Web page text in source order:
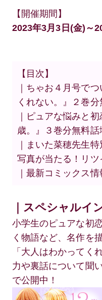
【開催期間】
2023年3月3日(金)～
【目次】
｜ちゃお４月号で
くれない。』２巻分
｜ピュアな悩みと
歳。』３巻分無料話
｜まいた菜穂先生
写真が当たる！リ
｜最新コミックス情
｜スペシャルイ
小学生のピュアな初
く物語など、名作を
「大人はわかってく
力や裏話について聞
で公開中！